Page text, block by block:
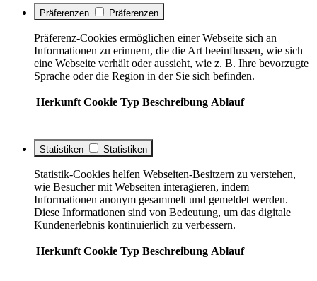
Präferenzen Präferenzen
Präferenz-Cookies ermöglichen einer Webseite sich an
Informationen zu erinnern, die die Art beeinflussen, wie sich
eine Webseite verhält oder aussieht, wie z. B. Ihre bevorzugte
Sprache oder die Region in der Sie sich befinden.
Herkunft Cookie Typ Beschreibung Ablauf
Statistiken Statistiken
Statistik-Cookies helfen Webseiten-Besitzern zu verstehen,
wie Besucher mit Webseiten interagieren, indem
Informationen anonym gesammelt und gemeldet werden.
Diese Informationen sind von Bedeutung, um das digitale
Kundenerlebnis kontinuierlich zu verbessern.
Herkunft Cookie Typ Beschreibung Ablauf